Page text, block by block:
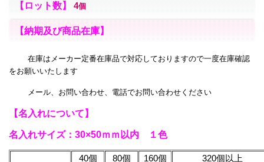
【ロット数】 4個
【納期及び商品在庫】
在庫はメーカー定番在庫品で対応しておりますので一度在庫確認
をお願いいたします
メール、お問い合わせ、電話でお問い合わせください
【名入れについて】
名入れサイズ：30×50ｍｍ以内 １色
40個 80個 160個
320個以上